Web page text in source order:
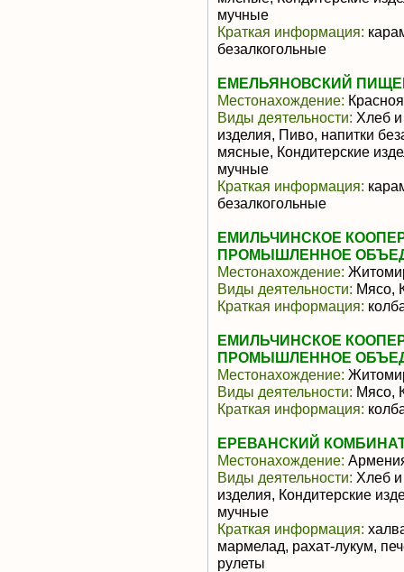
мучные
Краткая информация:
безалкогольные
ЕМЕЛЬЯНОВСКИЙ
Местонахождение:
Виды деятельности: Хлеб
изделия, Пиво, напитки
мясные, Кондитерские
мучные
Краткая информация:
безалкогольные
ЕМИЛЬЧИНСКОЕ
ПРОМЫШЛЕННОЕ
Местонахождение:
Виды деятельности: Мясо,
Краткая информация:
ЕМИЛЬЧИНСКОЕ
ПРОМЫШЛЕННОЕ
Местонахождение:
Виды деятельности: Мясо,
Краткая информация:
ЕРЕВАНСКИЙ
Местонахождение:
Виды деятельности: Хлеб
изделия, Кондитерские
мучные
Краткая информация:
мармелад, рахат-лукум,
рулеты